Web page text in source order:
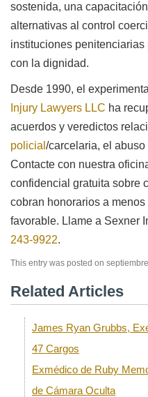
sostenida, una
alternativas al control
instituciones
con la dignidad.
Desde 1990, el
Injury Lawyers LLC ha
acuerdos y veredictos
policial /carcelaria, el
Contacte con nuestra
confidencial gratuita sobre
cobran honorarios a
favorable. Llame a Sexner
243-9922.
This entry was posted on
Related Articles
James Ryan Grubbs,
47 Cargos
Exmédico de Ruby
de Cámara Oculta